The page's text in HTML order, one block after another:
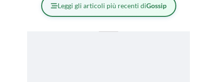
Leggi gli articoli più recenti diGossip